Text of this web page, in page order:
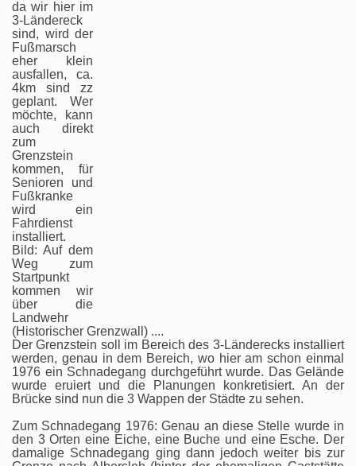
da wir hier im
3-Ländereck
sind, wird der
Fußmarsch
eher klein
ausfallen, ca.
4km sind zz
geplant. Wer
möchte, kann
auch direkt
zum
Grenzstein
kommen, für
Senioren und
Fußkranke
wird ein
Fahrdienst
installiert.
Bild: Auf dem
Weg zum
Startpunkt
kommen wir
über die
Landwehr
(Historischer Grenzwall) ....
Der Grenzstein soll im Bereich des 3-Länderecks installiert
werden, genau in dem Bereich, wo hier am schon einmal
1976 ein Schnadegang durchgeführt wurde. Das Gelände
wurde eruiert und die Planungen konkretisiert. An der
Brücke sind nun die 3 Wappen der Städte zu sehen.
Zum Schnadegang 1976: Genau an diese Stelle wurde in
den 3 Orten eine Eiche, eine Buche und eine Esche. Der
damalige Schnadegang ging dann jedoch weiter bis zur